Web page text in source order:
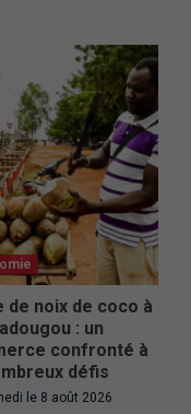
de noix de coco à
: un
confronté à
défis
le 8 août 2026